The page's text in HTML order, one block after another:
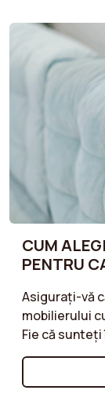
CUM
PENTRU
Asigurați-vă
mobilierului
Fie că
fotoliu
ghidurile
fiecare tip de